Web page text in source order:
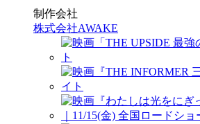
制作会社
株式会社AWAKE